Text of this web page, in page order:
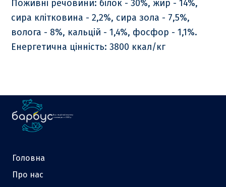
Поживні речовини: білок - 30%, жир - 14%,
сира клітковина - 2,2%, сира зола - 7,5%,
волога - 8%, кальцій - 1,4%, фосфор - 1,1%.
Енергетична цінність: 3800 ккал/кг
Ваш надійний партнер
у зоотоварах з 2000 р.
Головна
Про нас